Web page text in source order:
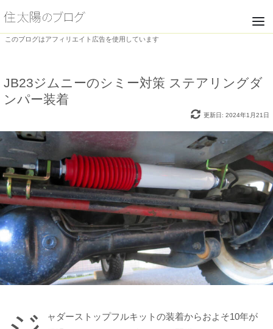
このブログはアフィリエイト広告を使用しています
JB23ジムニーのシミー対策 ステアリングダ
ンパー装着
更新日: 2024年1月21日
ャダーストップフルキットの装着からおよそ10年が